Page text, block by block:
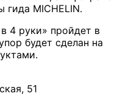
гида MICHELIN.
4 руки» пройдет в
будет сделан на
51